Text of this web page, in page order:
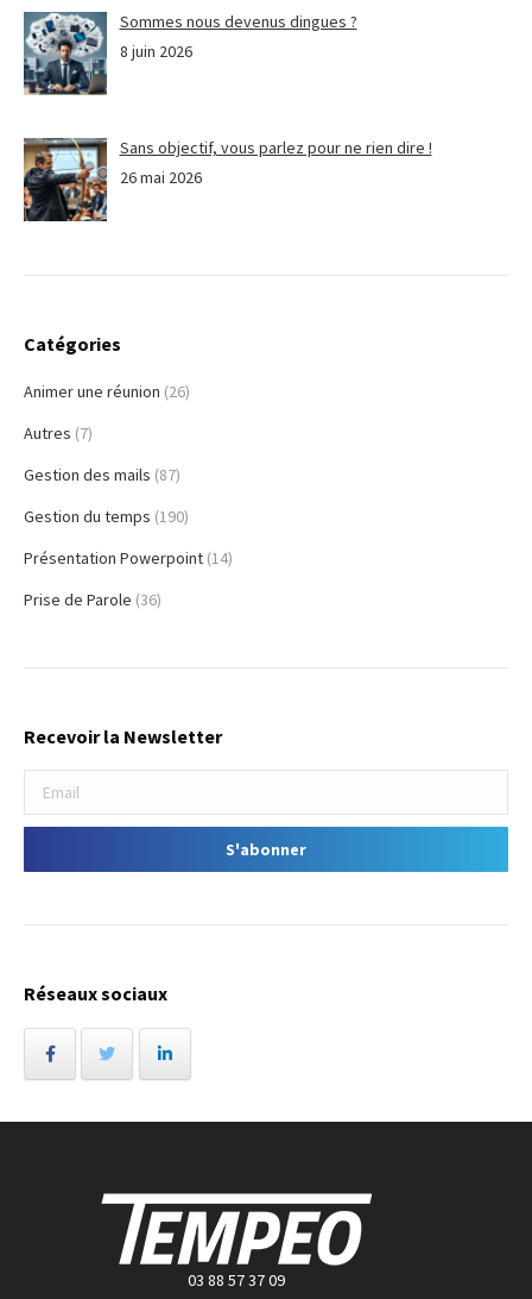
Sommes nous devenus dingues ?
8 juin 2026
Sans objectif, vous parlez pour ne rien dire !
26 mai 2026
Catégories
Animer une réunion (26)
Autres (7)
Gestion des mails (87)
Gestion du temps (190)
Présentation Powerpoint (14)
Prise de Parole (36)
Recevoir la Newsletter
Réseaux sociaux
03 88 57 37 09